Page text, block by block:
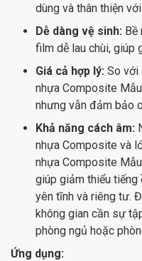
dùng và thân thiện
Dễ dàng vệ sinh: Bề
film dễ lau chùi, giúp
Giá cả hợp lý: So với
nhựa Composite
nhưng vẫn đảm bảo
Khả năng cách âm:
nhựa Composite và
nhựa Composite
giúp giảm thiểu tiếng
yên tĩnh và riêng tư.
không gian cần sự
phòng ngủ hoặc
Ứng dụng: